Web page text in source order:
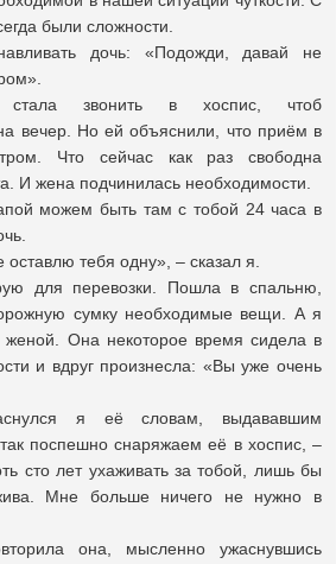
были сложности.
дочь: «Подожди, давай не
стала звонить в хоспис, чтоб
вечер. Но ей объяснили, что приём в
Что сейчас как раз свободна
И жена подчинилась необходимости.
можем быть там с тобой 24 часа в
тебя одну», – сказал я.
для перевозки. Пошла в спальню,
сумку необходимые вещи. А я
женой. Она некоторое время сидела в
и вдруг произнесла: «Вы уже очень
я её словам, выдававшим
поспешно снаряжаем её в хоспис, –
сто лет ухаживать за тобой, лишь бы
Мне больше ничего не нужно в
она, мысленно ужаснувшись